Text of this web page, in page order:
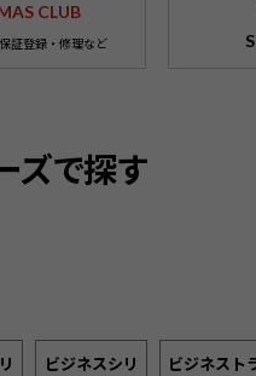
CLUB
証登録・修理など
ズで探す
ビジネスシリ
ビジネスト